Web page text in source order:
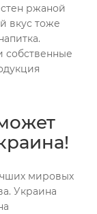
ржаной
вкус тоже
собственные
мировых
Украина